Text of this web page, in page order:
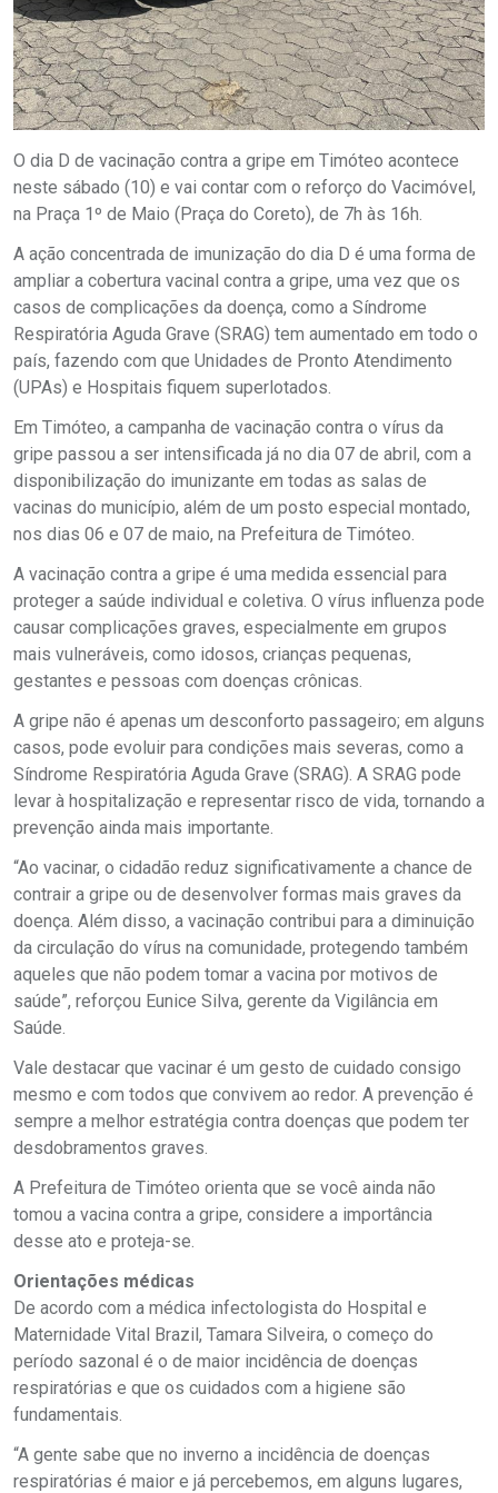
O dia D de vacinação contra a gripe em Timóteo acontece
neste sábado (10) e vai contar com o reforço do Vacimóvel,
na Praça 1º de Maio (Praça do Coreto), de 7h às 16h.
A ação concentrada de imunização do dia D é uma forma de
ampliar a cobertura vacinal contra a gripe, uma vez que os
casos de complicações da doença, como a Síndrome
Respiratória Aguda Grave (SRAG) tem aumentado em todo o
país, fazendo com que Unidades de Pronto Atendimento
(UPAs) e Hospitais fiquem superlotados.
Em Timóteo, a campanha de vacinação contra o vírus da
gripe passou a ser intensificada já no dia 07 de abril, com a
disponibilização do imunizante em todas as salas de
vacinas do município, além de um posto especial montado,
nos dias 06 e 07 de maio, na Prefeitura de Timóteo.
A vacinação contra a gripe é uma medida essencial para
proteger a saúde individual e coletiva. O vírus influenza pode
causar complicações graves, especialmente em grupos
mais vulneráveis, como idosos, crianças pequenas,
gestantes e pessoas com doenças crônicas.
A gripe não é apenas um desconforto passageiro; em alguns
casos, pode evoluir para condições mais severas, como a
Síndrome Respiratória Aguda Grave (SRAG). A SRAG pode
levar à hospitalização e representar risco de vida, tornando a
prevenção ainda mais importante.
“Ao vacinar, o cidadão reduz significativamente a chance de
contrair a gripe ou de desenvolver formas mais graves da
doença. Além disso, a vacinação contribui para a diminuição
da circulação do vírus na comunidade, protegendo também
aqueles que não podem tomar a vacina por motivos de
saúde”, reforçou Eunice Silva, gerente da Vigilância em
Saúde.
Vale destacar que vacinar é um gesto de cuidado consigo
mesmo e com todos que convivem ao redor. A prevenção é
sempre a melhor estratégia contra doenças que podem ter
desdobramentos graves.
A Prefeitura de Timóteo orienta que se você ainda não
tomou a vacina contra a gripe, considere a importância
desse ato e proteja-se.
Orientações médicas
De acordo com a médica infectologista do Hospital e
Maternidade Vital Brazil, Tamara Silveira, o começo do
período sazonal é o de maior incidência de doenças
respiratórias e que os cuidados com a higiene são
fundamentais.
“A gente sabe que no inverno a incidência de doenças
respiratórias é maior e já percebemos, em alguns lugares,